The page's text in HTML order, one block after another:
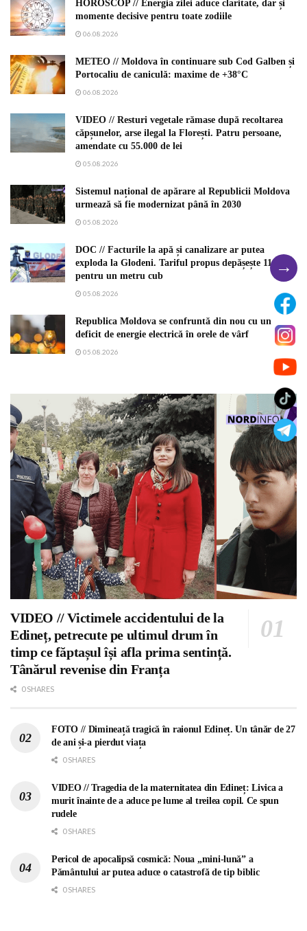
HOROSCOP // Energia zilei aduce claritate, dar și
momente decisive pentru toate zodiile
06.08.2026
METEO // Moldova în continuare sub Cod Galben și
Portocaliu de caniculă: maxime de +38°C
06.08.2026
VIDEO // Resturi vegetale rămase după recoltarea
căpșunelor, arse ilegal la Florești. Patru persoane,
amendate cu 55.000 de lei
05.08.2026
Sistemul național de apărare al Republicii Moldova
urmează să fie modernizat până în 2030
05.08.2026
DOC // Facturile la apă și canalizare ar putea
exploda la Glodeni. Tariful propus depășește 110 lei
pentru un metru cub
05.08.2026
Republica Moldova se confruntă din nou cu un
deficit de energie electrică în orele de vârf
05.08.2026
VIDEO // Victimele accidentului de la
Edineț, petrecute pe ultimul drum în
timp ce făptașul își afla prima sentință.
Tânărul revenise din Franța
0 SHARES
FOTO // Dimineață tragică în raionul Edineț. Un tânăr de 27
de ani și-a pierdut viața
0 SHARES
VIDEO // Tragedia de la maternitatea din Edineț: Livica a
murit înainte de a aduce pe lume al treilea copil. Ce spun
rudele
0 SHARES
Pericol de apocalipsă cosmică: Noua „mini-lună” a
Pământului ar putea aduce o catastrofă de tip biblic
0 SHARES
→